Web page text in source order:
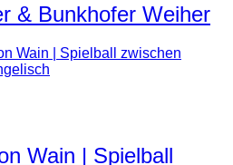
& Bunkhofer Weiher
Wain | Spielball